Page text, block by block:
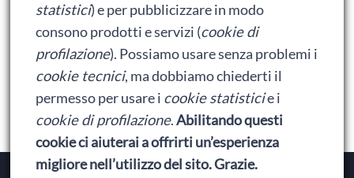
Accedi
Feed dei contenuti
Feed dei commenti
WordPress.org
statistici) e per pubblicizzare in modo
consono prodotti e servizi (cookie di
profilazione). Possiamo usare senza problemi i
cookie tecnici, ma dobbiamo chiederti il
permesso per usare i cookie statisticie i
cookie di profilazione.Abilitando questi
cookie ci aiuterai a offrirti un’esperienza
migliore nell’utilizzo del sito. Grazie.